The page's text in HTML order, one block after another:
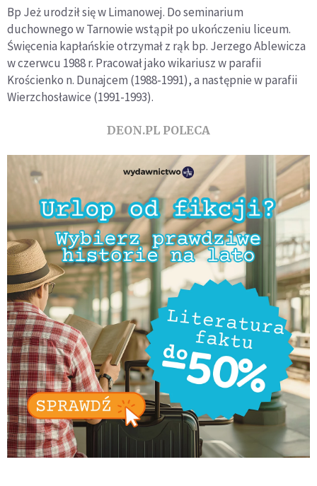
Bp Jeż urodził się w Limanowej. Do seminarium
duchownego w Tarnowie wstąpił po ukończeniu liceum.
Święcenia kapłańskie otrzymał z rąk bp. Jerzego Ablewicza
w czerwcu 1988 r. Pracował jako wikariusz w parafii
Krościenko n. Dunajcem (1988-1991), a następnie w parafii
Wierzchosławice (1991-1993).
DEON.PL POLECA